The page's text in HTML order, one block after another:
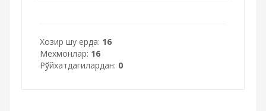
Хозир шу ерда: 16
Мехмонлар: 16
Рўйхатдагилардан: 0